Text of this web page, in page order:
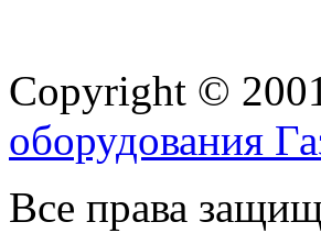
Copyright ©
оборудования
Все права